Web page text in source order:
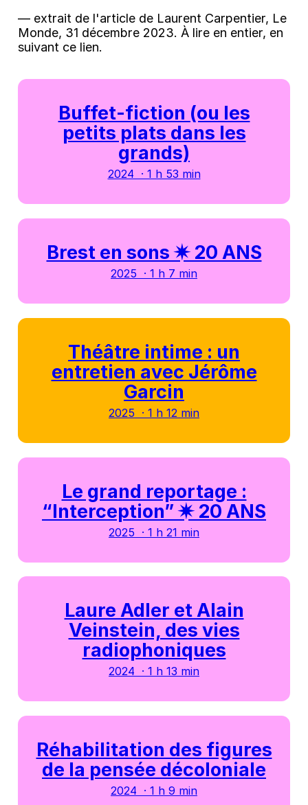
― extrait de l'article de Laurent Carpentier, Le
Monde, 31 décembre 2023. À lire en entier, en
suivant ce lien.
Buffet-fiction (ou les
petits plats dans les
grands)
2024 · 1 h 53 min
Brest en sons ✷ 20 ANS
2025 · 1 h 7 min
Théâtre intime : un
entretien avec Jérôme
Garcin
2025 · 1 h 12 min
Le grand reportage :
“Interception” ✷ 20 ANS
2025 · 1 h 21 min
Laure Adler et Alain
Veinstein, des vies
radiophoniques
2024 · 1 h 13 min
Réhabilitation des figures
de la pensée décoloniale
2024 · 1 h 9 min